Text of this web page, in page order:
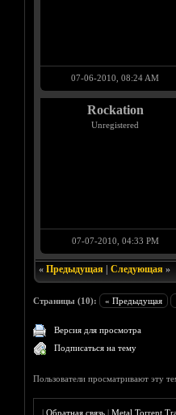
07-06-2010, 08:24 AM
Rockation
Unregistered
07-07-2010, 04:33 PM
« Предыдущая| Следующая»
Страницы (10): « Предыдущая
Версия для просмотра
Подписаться на тему
Пользователи просматривают эту
|Обратная связь |Metal Torrent